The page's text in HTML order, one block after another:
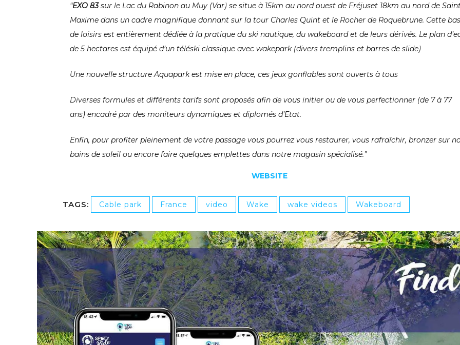
“EXO 83sur le Lac du Rabinon au Muy (Var) se situe à 15km au nord ouest de Fréjuset 18km au nord de
Maxime dans un cadre magnifique donnant sur la tour Charles Quint et le Rocher de Roquebrune. Cette
de loisirs est entièrement dédiée à la pratique du ski nautique, du wakeboard et de leurs dérivés. Le plan
de 5 hectares est équipé d’un téléski classique avec wakepark (divers tremplins et barres de slide)
Une nouvelle structure Aquapark est mise en place, ces jeux gonflables sont ouverts à tous
Diverses formules et différents tarifs sont proposés afin de vous initier ou de vous perfectionner (de 7 à 77
ans) encadré par des moniteurs dynamiques et diplomés d’Etat.
Enfin, pour profiter pleinement de votre passage vous pourrez vous restaurer, vous rafraîchir, bronzer sur
bains de soleil ou encore faire quelques emplettes dans notre magasin spécialisé.”
WEBSITE
TAGS: Cable park France video Wake wake videos Wakeboard